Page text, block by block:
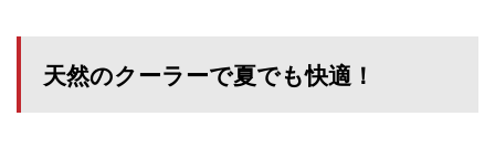
天然のクーラーで夏でも快適！